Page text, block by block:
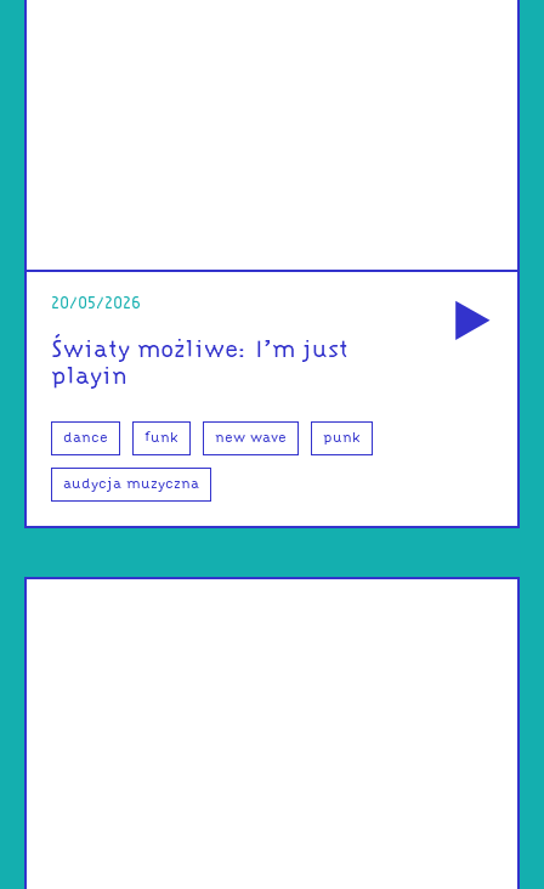
20/05/2026
Światy możliwe: I’m just
playin
dance funk new wave punk
audycja muzyczna